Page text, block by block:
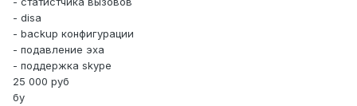
- disa
- backup конфигурации
- подавление эха
- поддержка skype
25 000 руб
бу